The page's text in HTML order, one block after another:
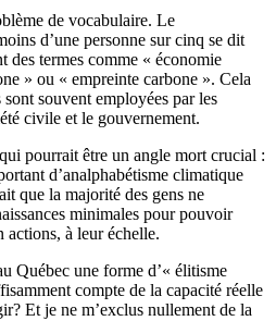
de vocabulaire. Le
d’une personne sur cinq se dit
des termes comme « économie
» ou « empreinte carbone ». Cela
souvent employées par les
civile et le gouvernement.
pourrait être un angle mort crucial :
d’analphabétisme climatique
que la majorité des gens ne
minimales pour pouvoir
actions, à leur échelle.
Québec une forme d’« élitisme
compte de la capacité réelle
Et je ne m’exclus nullement de la